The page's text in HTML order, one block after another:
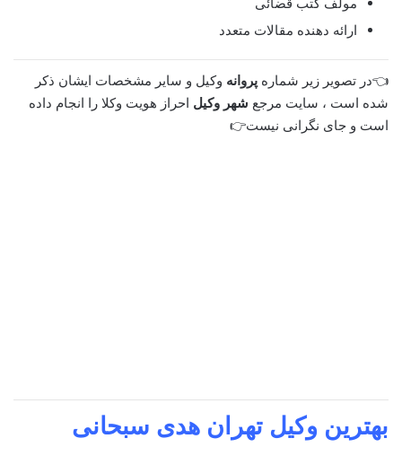
ارائه دهنده مقالات متعدد
👈در تصویر زیر شماره پروانه وکیل و سایر مشخصات ایشان ذکر
شده است ، سایت مرجع شهر وکیل احراز هویت وکلا را انجام داده
است و جای نگرانی نیست👉
بهترین وکیل تهران هدی سبحانی